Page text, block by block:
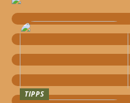
TIPPS